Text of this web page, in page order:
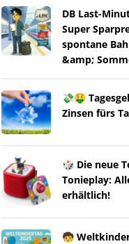
DB Last-
Super
spontane
&amp;
💸🤑
Zinsen fürs
🎲 Die neue
Tonieplay:
erhältlich!
🧒